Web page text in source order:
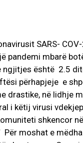
SARS-
pandemi mbarë
ngjitjes është 2.5
përhapjeje e
drastike, në lidhje
i këtij virusi
shkencor
Për moshat e